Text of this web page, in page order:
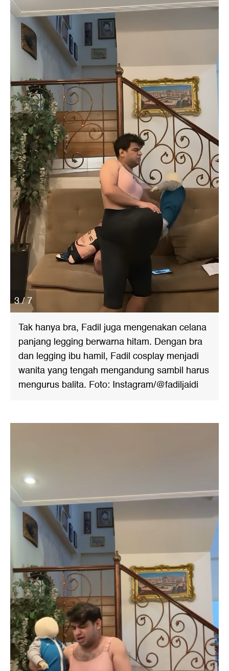
3 / 7
Tak hanya bra, Fadil juga mengenakan celana
panjang legging berwarna hitam. Dengan bra
dan legging ibu hamil, Fadil cosplay menjadi
wanita yang tengah mengandung sambil harus
mengurus balita. Foto: Instagram/@fadiljaidi